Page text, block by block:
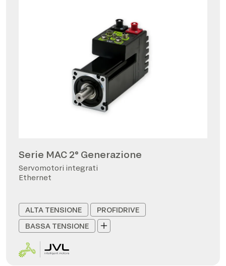
Serie MAC 2° Generazione
Servomotori integrati
Ethernet
ALTA TENSIONE
PROFIDRIVE
BASSA TENSIONE